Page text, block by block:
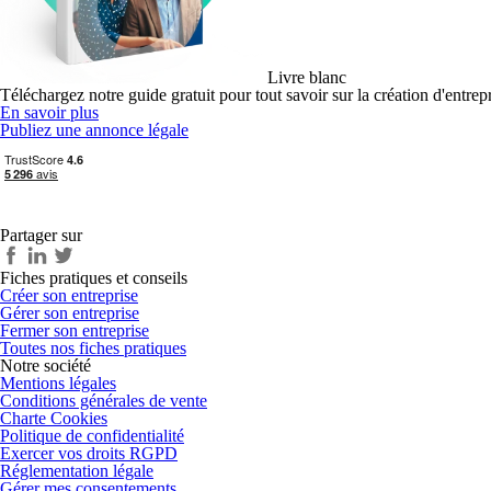
Livre blanc
Téléchargez notre guide gratuit pour tout savoir sur la création
En savoir plus
Publiez une annonce légale
Partager sur
Fiches pratiques et conseils
Créer son entreprise
Gérer son entreprise
Fermer son entreprise
Toutes nos fiches pratiques
Notre société
Mentions légales
Conditions générales de vente
Charte Cookies
Politique de confidentialité
Exercer vos droits RGPD
Réglementation légale